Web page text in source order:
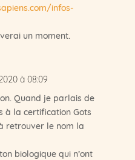
infos-
un moment.
à 08:09
Quand je parlais de
à la certification Gots
retrouver le nom la
biologique qui n’ont